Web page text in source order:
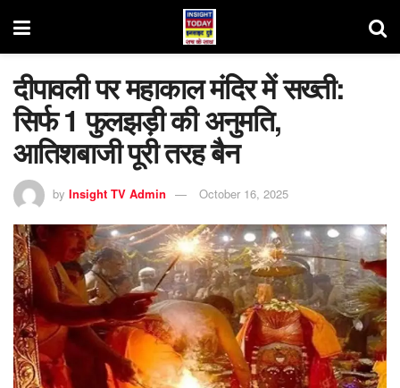
दीपावली पर महाकाल मंदिर में सख्ती:
सिर्फ 1 फुलझड़ी की अनुमति,
आतिशबाजी पूरी तरह बैन
by Insight TV Admin October 16, 2025